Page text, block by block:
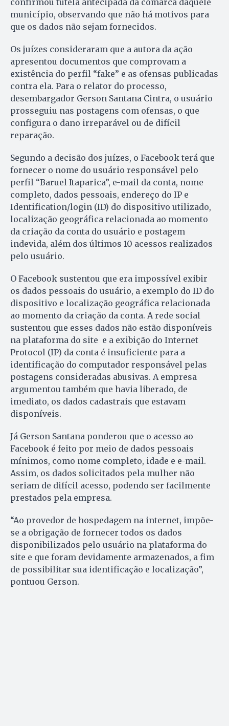
confirmou tutela antecipada da comarca daquele
município, observando que não há motivos para
que os dados não sejam fornecidos.
Os juízes consideraram que a autora da ação
apresentou documentos que comprovam a
existência do perfil “fake” e as ofensas publicadas
contra ela. Para o relator do processo,
desembargador Gerson Santana Cintra, o usuário
prosseguiu nas postagens com ofensas, o que
configura o dano irreparável ou de difícil
reparação.
Segundo a decisão dos juízes, o Facebook terá que
fornecer o nome do usuário responsável pelo
perfil “Baruel Itaparica”, e-mail da conta, nome
completo, dados pessoais, endereço do IP e
Identification/login (ID) do dispositivo utilizado,
localização geográfica relacionada ao momento
da criação da conta do usuário e postagem
indevida, além dos últimos 10 acessos realizados
pelo usuário.
O Facebook sustentou que era impossível exibir
os dados pessoais do usuário, a exemplo do ID do
dispositivo e localização geográfica relacionada
ao momento da criação da conta. A rede social
sustentou que esses dados não estão disponíveis
na plataforma do site e a exibição do Internet
Protocol (IP) da conta é insuficiente para a
identificação do computador responsável pelas
postagens consideradas abusivas. A empresa
argumentou também que havia liberado, de
imediato, os dados cadastrais que estavam
disponíveis.
Já Gerson Santana ponderou que o acesso ao
Facebook é feito por meio de dados pessoais
mínimos, como nome completo, idade e e-mail.
Assim, os dados solicitados pela mulher não
seriam de difícil acesso, podendo ser facilmente
prestados pela empresa.
“Ao provedor de hospedagem na internet, impõe-
se a obrigação de fornecer todos os dados
disponibilizados pelo usuário na plataforma do
site e que foram devidamente armazenados, a fim
de possibilitar sua identificação e localização”,
pontuou Gerson.